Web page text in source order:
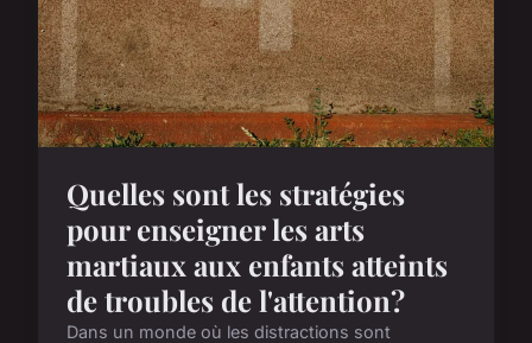
Quelles sont les stratégies
pour enseigner les arts
martiaux aux enfants atteints
de troubles de l'attention?
Dans un monde où les distractions sont